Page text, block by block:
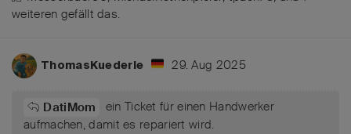
weiteren gefällt das.
ThomasKuederle 29. Aug 2025
DatiMom
ein Ticket für einen Handwerker
aufmachen, damit es repariert wird.